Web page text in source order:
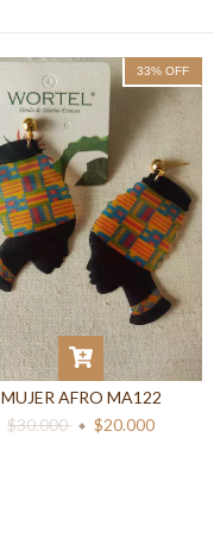
33% OFF
MUJER AFRO MA122
$30.000
$20.000